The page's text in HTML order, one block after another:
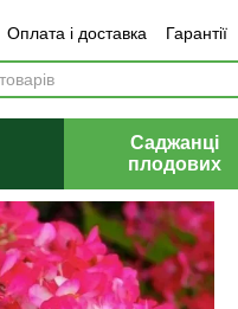
Оплата і доставка Гарантії
Контакти
Саджанці
плодових